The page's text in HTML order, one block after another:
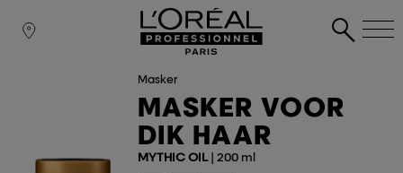
Masker
MASKER VOOR
DIK HAAR
MYTHIC OIL| 200 ml